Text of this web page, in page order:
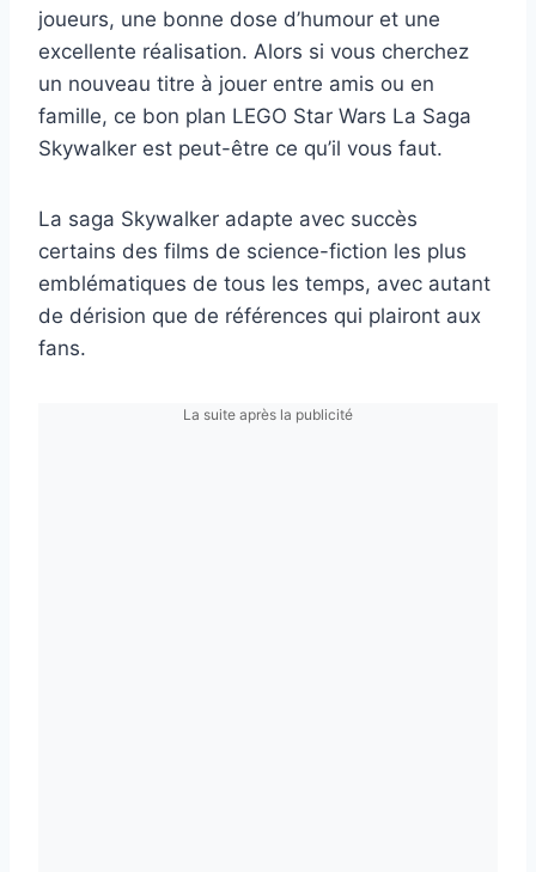
joueurs, une bonne dose d’humour et une
excellente réalisation. Alors si vous cherchez
un nouveau titre à jouer entre amis ou en
famille, ce bon plan LEGO Star Wars La Saga
Skywalker est peut-être ce qu’il vous faut.
La saga Skywalker adapte avec succès
certains des films de science-fiction les plus
emblématiques de tous les temps, avec autant
de dérision que de références qui plairont aux
fans.
La suite après la publicité